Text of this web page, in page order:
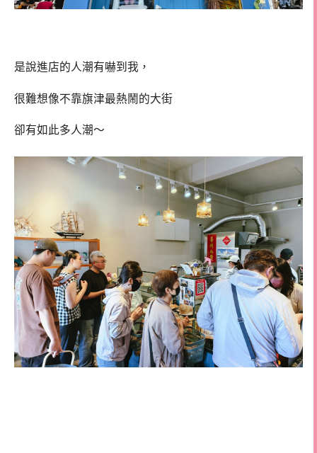
是說進店的人潮有嚇到我，
很難想像不靠旗津最熱鬧的大街
卻有如此多人潮～